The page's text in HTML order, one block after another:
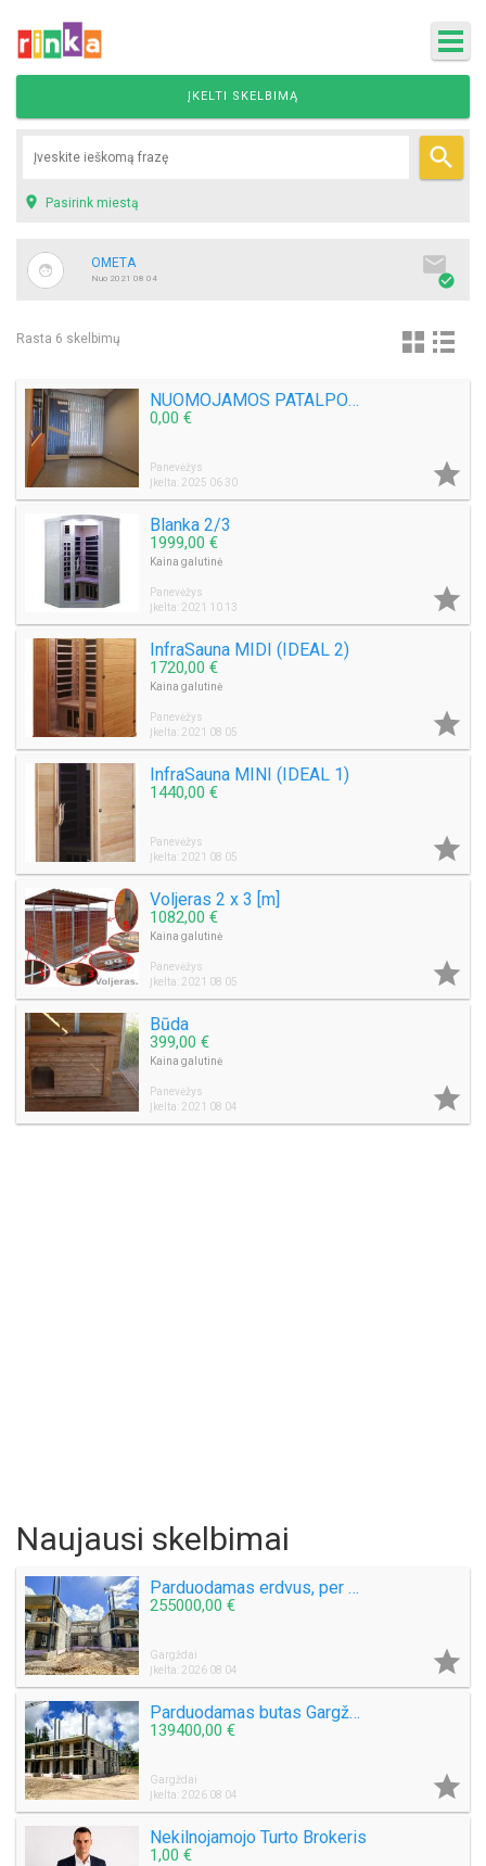
ĮKELTI SKELBIMĄ

 Pasirink miestą
OMETA
Nuo 2021 08 04


Rasta 6 skelbimų
NUOMOJAMOS PATALPOS MASAŽUOTOJUI OXYWELL STUDIJOJE
0,00 €
Panevėžys
Įkelta: 2025 06 30

Blanka 2/3
1999,00 €
Kaina galutinė
Panevėžys
Įkelta: 2021 10 13

InfraSauna MIDI (IDEAL 2)
1720,00 €
Kaina galutinė
Panevėžys
Įkelta: 2021 08 05

InfraSauna MINI (IDEAL 1)
1440,00 €
Panevėžys
Įkelta: 2021 08 05

Voljeras 2 x 3 [m]
1082,00 €
Kaina galutinė
Panevėžys
Įkelta: 2021 08 05

Būda
399,00 €
Kaina galutinė
Panevėžys
Įkelta: 2021 08 04

Naujausi skelbimai
Parduodamas erdvus, per 2 aukštus išplanuotas butas Gargždų miesto parke!
255000,00 €
Gargždai
Įkelta: 2026 08 04

Parduodamas butas Gargždų miesto parke! Nauja statyba!
139400,00 €
Gargždai
Įkelta: 2026 08 04

Nekilnojamojo Turto Brokeris
1,00 €